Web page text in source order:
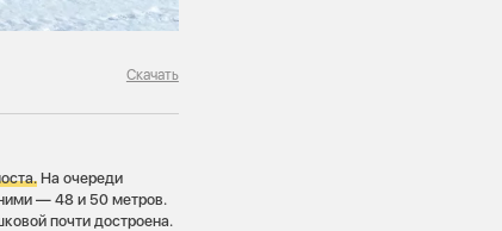
Скачать
На очереди
— 48 и 50 метров.
почти достроена.